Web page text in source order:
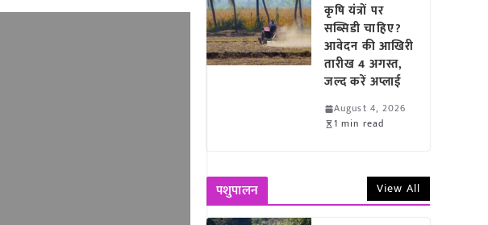
कृषि यंत्रों पर
सब्सिडी चाहिए?
आवेदन की आखिरी
तारीख 4 अगस्त,
जल्द करें अप्लाई
August 4, 2026
1 min read
पशुपालन View All